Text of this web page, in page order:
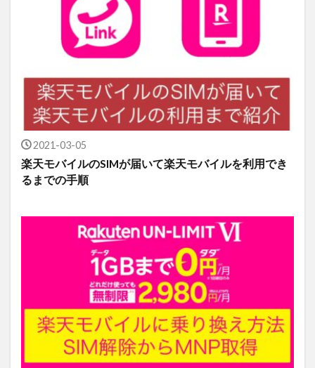
2021-03-05
楽天モバイルのSIMが届いて楽天モバイルを利用でき
るまでの手順